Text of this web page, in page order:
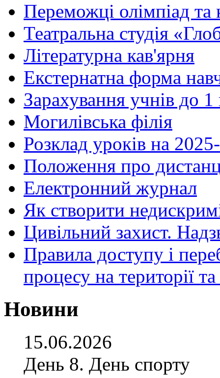
Переможці олімпіад та
Театральна студія
Літературна кав'ярня
Екстернатна форма
Зарахування учнів до 1
Могилівська філія
Розклад уроків на
Положення про
Електронний журнал
Як створити
Цивільний захист.
Правила доступу і
процесу на території
Новини
15.06.2026
День 8. День спорту